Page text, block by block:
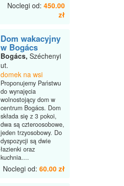
Noclegi od: 450.00
zł
Dom wakacyjny
w Bogács
Bogács, Széchenyi
ut.
domek na wsi
Proponujemy Państwu
do wynajęcia
wolnostojący dom w
centrum Bogács. Dom
składa się z 3 pokoi,
dwa są czteroosobowe,
jeden trzyosobowy. Do
dyspozycji są dwie
łazienki oraz
kuchnia....
Noclegi od: 60.00 zł